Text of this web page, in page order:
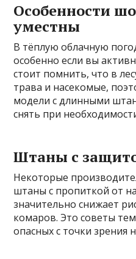
Особенности
уместны
В тёплую облачную
особенно если вы
стоит помнить, что в
трава и насекомые,
модели с длинными
снять при
Штаны с
Некоторые
штаны с пропиткой от
значительно снижает
комаров. Это советы
опасных с точки зрения